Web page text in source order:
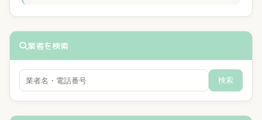
業者を検索
検索